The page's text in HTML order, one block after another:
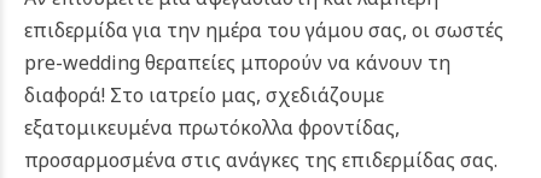
επιδερμίδα για την ημέρα του γάμου σας, οι σωστές
pre-wedding θεραπείες μπορούν να κάνουν τη
διαφορά! Στο ιατρείο μας, σχεδιάζουμε
εξατομικευμένα πρωτόκολλα φροντίδας,
προσαρμοσμένα στις ανάγκες της επιδερμίδας σας.